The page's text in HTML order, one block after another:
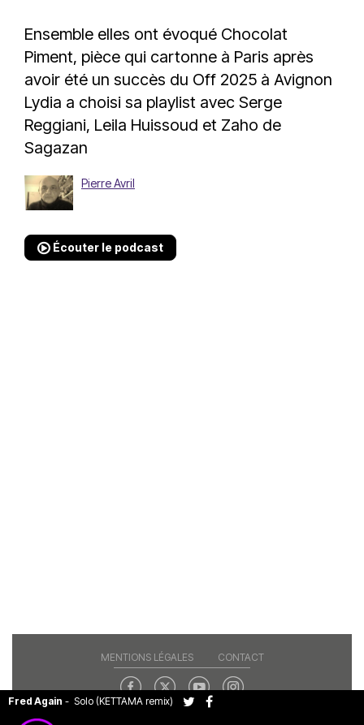
Ensemble elles ont évoqué Chocolat
Piment, pièce qui cartonne à Paris après
avoir été un succès du Off 2025 à Avignon
Lydia a choisi sa playlist avec Serge
Reggiani, Leila Huissoud et Zaho de
Sagazan
Pierre Avril
Écouter le podcast
Fred Again - Solo (KETTAMA remix)
MENTIONS LÉGALES CONTACT